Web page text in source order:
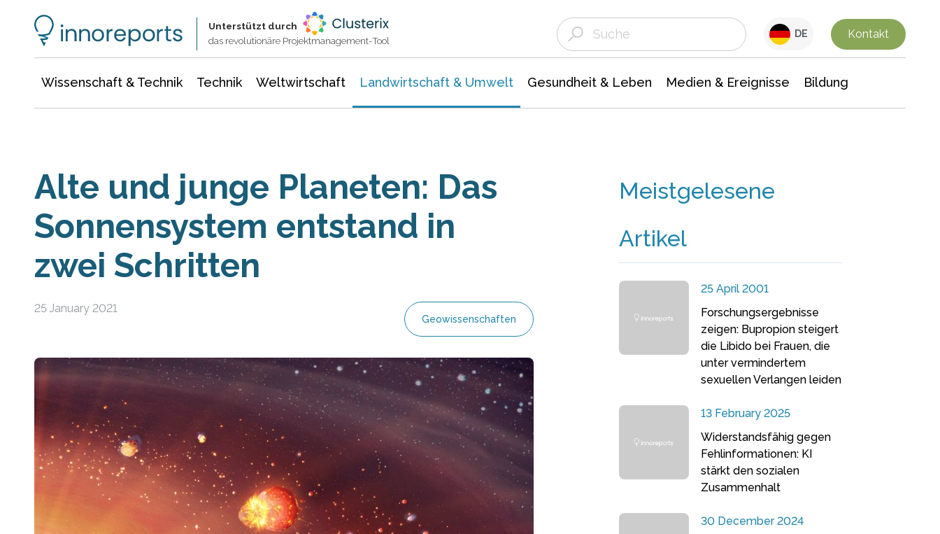
Unterstützt durch
das revolutionäre Projektmanagement-Tool
DE Kontakt
Wissenschaft & Technik Technik Weltwirtschaft Landwirtschaft & Umwelt Gesundheit & Leben Medien & Ereignisse Bildung
Alte und junge Planeten: Das
Sonnensystem entstand in
zwei Schritten
25 January 2021
Geowissenschaften
Meistgelesene
Artikel
25 April 2001
Forschungsergebnisse
zeigen: Bupropion steigert
die Libido bei Frauen, die
unter vermindertem
sexuellen Verlangen leiden
13 February 2025
Widerstandsfähig gegen
Fehlinformationen: KI
stärkt den sozialen
Zusammenhalt
30 December 2024